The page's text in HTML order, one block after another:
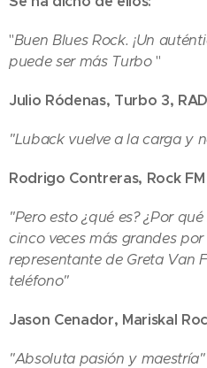
"Buen Blues Rock. ¡Un
puede ser más Turbo"
Julio Ródenas, Turbo 3,
"Luback vuelve a la carga y
Rodrigo Contreras, Rock FM
"Pero esto ¿qué es? ¿Por
cinco veces más grandes
representante de Greta Van
teléfono"
Jason Cenador, Mariskal
"Absoluta pasión y maestría"